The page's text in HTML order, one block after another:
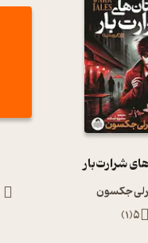
شرارت‌بار
جکسون
5
(
1
)